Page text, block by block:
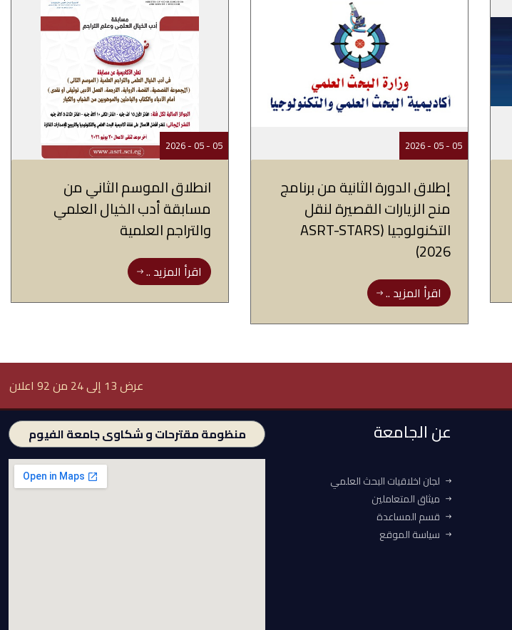
05 - 05 - 2026
إطلاق الدورة الثانية من برنامج
منح الزيارات القصيرة لنقل
التكنولوجيا (ASRT-STARS
2026)
اقرأ المزيد ..
05 - 05 - 2026
انطلاق الموسم الثاني من
مسابقة أدب الخيال العلمي
والتراجم العلمية
اقرأ المزيد ..
عرض 13 إلى 24 من 92 اعلان
عن الجامعة
لجان اخلاقيات البحث العلمي
ميثاق المتعاملين
قسم المساعدة
سياسة الموقع
منظومة مقترحات و شكاوى جامعة الفيوم